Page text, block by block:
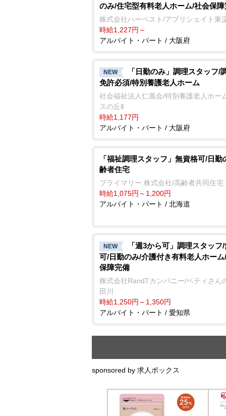
のみ/住宅型有料老人ホーム/社会保
株式会社ハーベスト/アプリシェイト東
時給1,227円～
アルバイト・パート / 大阪府
NEW
「日勤のみ」調理スタッフ/
免許必須/特別養護老人ホーム
社会福祉法人仁風会/特別養護老人ホー
スの丘Ⅱ
時給1,177円
アルバイト・パート / 大阪府
「福祉調理スタッフ」無資格可/日勤
齢者住宅
プライマリー 株式会社/高齢者共同住宅
時給1,075円～1,200円
アルバイト・パート / 北海道
NEW
「週3から可」調理スタッフ
可/日勤のみ/介護付き有料老人ホー
保障完備
株式会社RandTカンパニー/ベティさん
田川
時給1,250円～1,350円
アルバイト・パート / 愛知県
sponsored by 求人ボックス